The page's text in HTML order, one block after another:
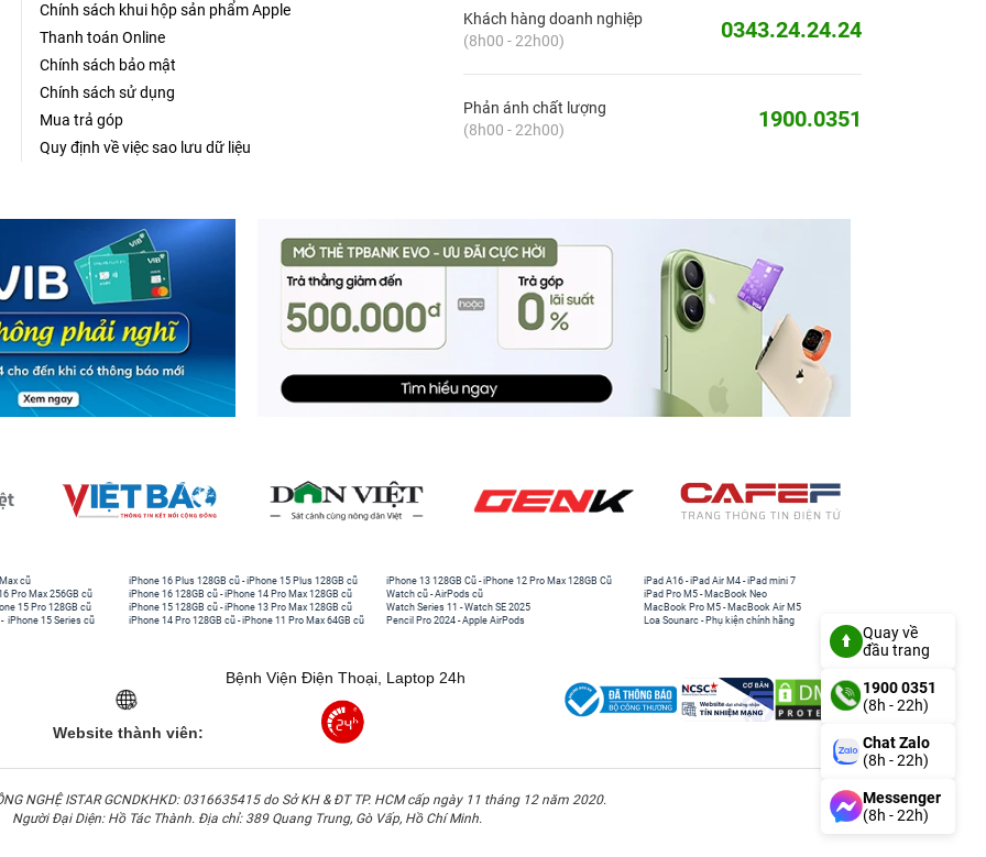
Chính sách khui hộp sản phẩm Apple
Thanh toán Online
Chính sách bảo mật
Chính sách sử dụng
Mua trả góp
Quy định về việc sao lưu dữ liệu
Khách hàng doanh nghiệp
(8h00 - 22h00)
0343.24.24.24
Phản ánh chất lượng
(8h00 - 22h00)
1900.0351
cũ
Pro Max 256GB cũ
15 Pro 128GB cũ
- iPhone 15 Series cũ
iPhone 16 Plus 128GB cũ -iPhone 15 Plus 128GB cũ
iPhone 16 128GB cũ -iPhone 14 Pro Max 128GB cũ
iPhone 15 128GB cũ -iPhone 13 Pro Max 128GB cũ
iPhone 14 Pro 128GB cũ -iPhone 11 Pro Max 64GB cũ
iPhone 13 128GB Cũ -iPhone 12 Pro Max 128GB Cũ
Watch cũ -AirPods cũ
Watch Series 11 -Watch SE 2025
Pencil Pro 2024 -Apple AirPods
iPad A16 -iPad Air M4 -iPad mini 7
iPad Pro M5 - MacBook Neo
MacBook Pro M5 - MacBook Air M5
Loa Sounarc - Phụ kiện chính hãng
Website thành viên:
Bệnh Viện Điện Thoại, Laptop 24h
NGHỆ ISTAR GCNDKHKD: 0316635415 do Sở KH & ĐT TP. HCM cấp ngày 11 tháng 12 năm 2020.
Người Đại Diện: Hồ Tác Thành. Địa chỉ: 389 Quang Trung, Gò Vấp, Hồ Chí Minh.
Quay về
đầu trang
1900 0351
(8h - 22h)
Chat Zalo
(8h - 22h)
Messenger
(8h - 22h)